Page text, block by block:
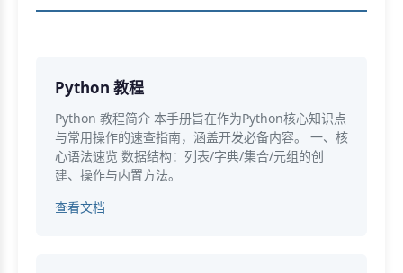
Python 教程
Python 教程简介 本手册旨在作为Python核心知识点
与常用操作的速查指南，涵盖开发必备内容。 一、核
心语法速览 数据结构：列表/字典/集合/元组的创
建、操作与内置方法。
查看文档